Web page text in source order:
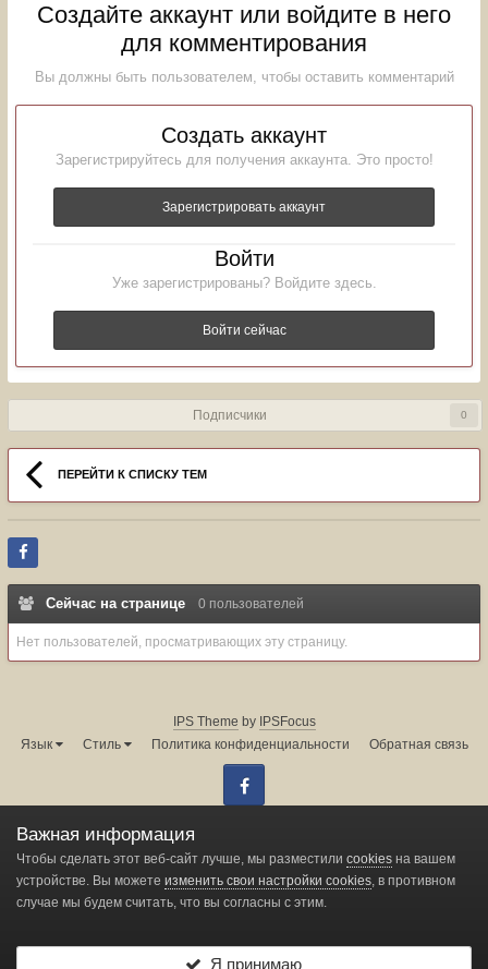
Создайте аккаунт или войдите в него
для комментирования
Вы должны быть пользователем, чтобы оставить комментарий
Создать аккаунт
Зарегистрируйтесь для получения аккаунта. Это просто!
Зарегистрировать аккаунт
Войти
Уже зарегистрированы? Войдите здесь.
Войти сейчас
Подписчики 0
ПЕРЕЙТИ К СПИСКУ ТЕМ
Сейчас на странице 0 пользователей
Нет пользователей, просматривающих эту страницу.
IPS Theme by IPSFocus
Язык
Стиль Политика конфиденциальности Обратная связь
Администрация форума:
Powered by Invision Community
Change privacy settings
Важная информация
Чтобы сделать этот веб-сайт лучше, мы разместили cookies на вашем
устройстве. Вы можете изменить свои настройки cookies, в противном
случае мы будем считать, что вы согласны с этим.
Я принимаю